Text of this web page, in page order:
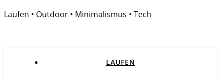
Laufen • Outdoor • Minimalismus • Tech
LAUFEN